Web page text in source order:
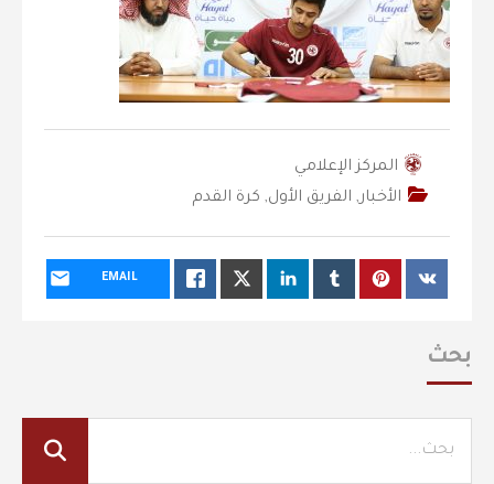
المركز الإعلامي
الأخبار, الفريق الأول, كرة القدم
EMAIL
بحث